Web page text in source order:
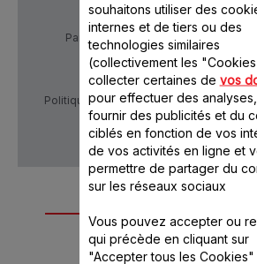
Paiement Sécurisé
Politique de confidentialité
Autre(s)
souhaitons utiliser des
internes et de tiers ou des
technologies similaires
(collectivement les
collecter certaines de vos
pour effectuer des
fournir des publicités et du
ciblés en fonction de vos
de vos activités en ligne et
permettre de partager du
sur les réseaux sociaux
Vous pouvez accepter ou
qui précède en cliquant sur
"Accepter tous les Cookies"